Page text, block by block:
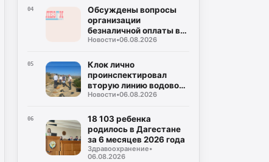
04
Обсуждены вопросы
организации
безналичной оплаты в
общественном
Новости•06.08.2026
05
Клок лично
проинспектировал
вторую линию водовода
«Чиркей — Буйнакск»
Новости•06.08.2026
06
18 103 ребенка
родилось в Дагестане
за 6 месяцев 2026 года
Здравоохранение•
06.08.2026